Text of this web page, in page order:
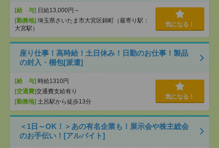
[給 与] 日給13,000円～
[勤務地] 埼玉県さいたま市大宮区錦町（最寄り駅：
大宮駅）
気になる！
座り仕事！高時給！土日休み！日勤のお仕事！製品
の封入・梱包[派遣]
[給 与] 時給1310円
[交通費]交通費支給有り
[勤務地] 土呂駅から徒歩13分
気になる！
＜1日～OK！＞あの有名企業も！展示会や株主総会
のお手伝い！[アルバイト]